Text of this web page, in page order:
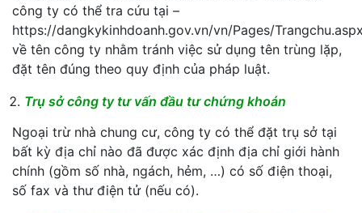
công ty có thể tra cứu tại –
https://dangkykinhdoanh.gov.vn/vn/Pages/
về tên công ty nhằm tránh việc sử dụng tên trùng lặp,
đặt tên đúng theo quy định của pháp luật.
Trụ sở công ty tư vấn đầu tư chứng khoán
Ngoại trừ nhà chung cư, công ty có thể đặt trụ sở tại
bất kỳ địa chỉ nào đã được xác định địa chỉ giới hành
chính (gồm số nhà, ngách, hẻm, …) có số điện thoại,
số fax và thư điện tử (nếu có).